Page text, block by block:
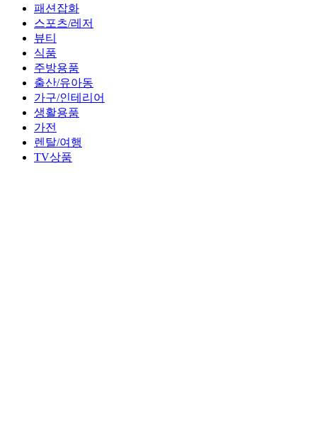
패션잡화
스포츠/레저
뷰티
식품
주방용품
출산/유아동
가구/인테리어
생활용품
가전
렌탈/여행
TV상품